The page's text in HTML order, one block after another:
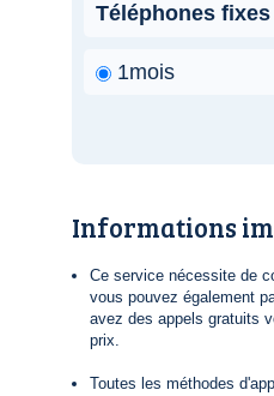
Téléphones
1mois
Informations
Ce service nécessite de
vous pouvez également
avez des appels gratuits
prix.
Toutes les méthodes